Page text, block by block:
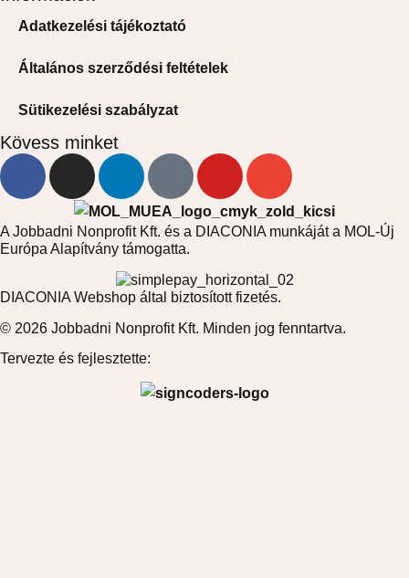
Adatkezelési tájékoztató
Általános szerződési feltételek
Sütikezelési szabályzat
Kövess minket
A Jobbadni Nonprofit Kft. és a DIACONIA munkáját a MOL-Új
Európa Alapítvány támogatta.
DIACONIA Webshop által biztosított fizetés.
© 2026 Jobbadni Nonprofit Kft. Minden jog fenntartva.
Tervezte és fejlesztette: